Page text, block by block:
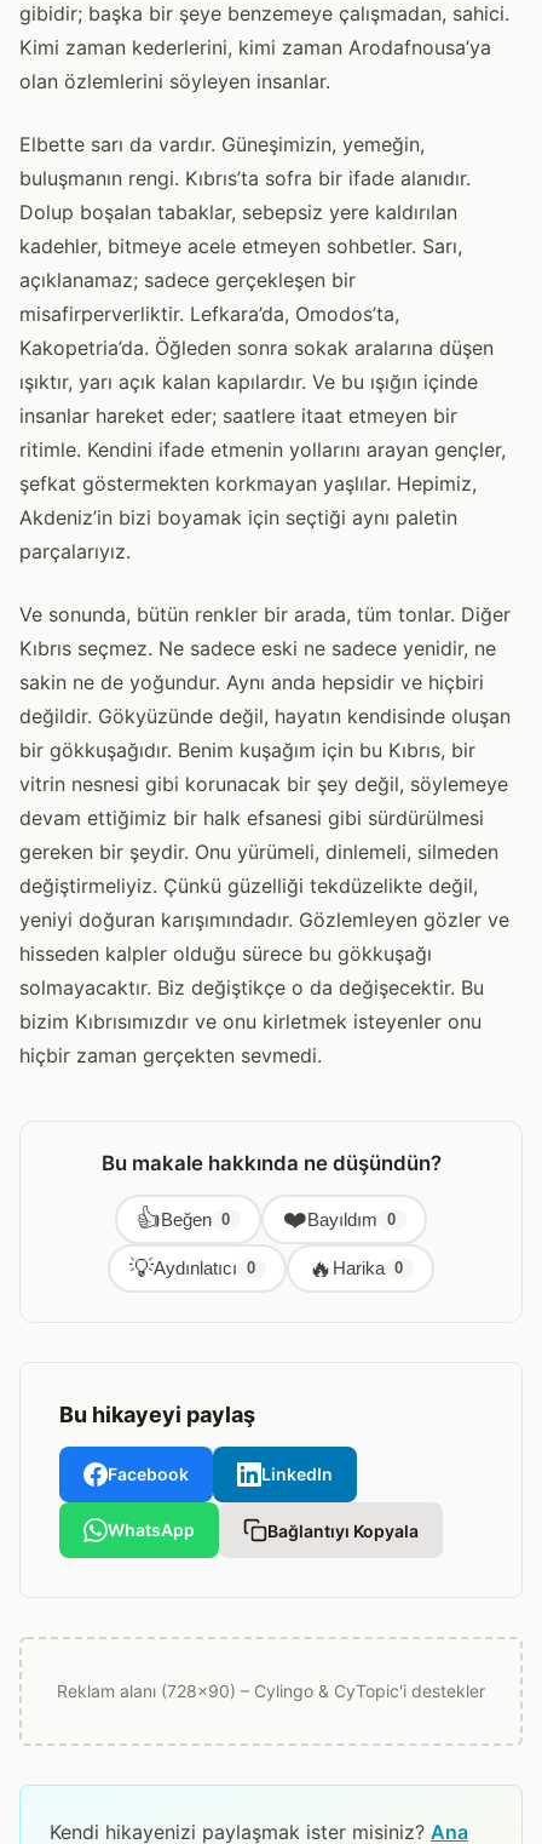
gibidir; başka bir şeye benzemeye çalışmadan, sahici.
Kimi zaman kederlerini, kimi zaman Arodafnousa’ya
olan özlemlerini söyleyen insanlar.
Elbette sarı da vardır. Güneşimizin, yemeğin,
buluşmanın rengi. Kıbrıs’ta sofra bir ifade alanıdır.
Dolup boşalan tabaklar, sebepsiz yere kaldırılan
kadehler, bitmeye acele etmeyen sohbetler. Sarı,
açıklanamaz; sadece gerçekleşen bir
misafirperverliktir. Lefkara’da, Omodos’ta,
Kakopetria’da. Öğleden sonra sokak aralarına düşen
ışıktır, yarı açık kalan kapılardır. Ve bu ışığın içinde
insanlar hareket eder; saatlere itaat etmeyen bir
ritimle. Kendini ifade etmenin yollarını arayan gençler,
şefkat göstermekten korkmayan yaşlılar. Hepimiz,
Akdeniz’in bizi boyamak için seçtiği aynı paletin
parçalarıyız.
Ve sonunda, bütün renkler bir arada, tüm tonlar. Diğer
Kıbrıs seçmez. Ne sadece eski ne sadece yenidir, ne
sakin ne de yoğundur. Aynı anda hepsidir ve hiçbiri
değildir. Gökyüzünde değil, hayatın kendisinde oluşan
bir gökkuşağıdır. Benim kuşağım için bu Kıbrıs, bir
vitrin nesnesi gibi korunacak bir şey değil, söylemeye
devam ettiğimiz bir halk efsanesi gibi sürdürülmesi
gereken bir şeydir. Onu yürümeli, dinlemeli, silmeden
değiştirmeliyiz. Çünkü güzelliği tekdüzelikte değil,
yeniyi doğuran karışımındadır. Gözlemleyen gözler ve
hisseden kalpler olduğu sürece bu gökkuşağı
solmayacaktır. Biz değiştikçe o da değişecektir. Bu
bizim Kıbrısımızdır ve onu kirletmek isteyenler onu
hiçbir zaman gerçekten sevmedi.
Bu makale hakkında ne düşündün?
👍Beğen 0 ❤️Bayıldım 0
💡Aydınlatıcı 0 🔥 Harika 0
Bu hikayeyi paylaş
Facebook LinkedIn
WhatsApp Bağlantıyı Kopyala
Reklam alanı (728x90) – Cylingo & CyTopic'i destekler
Kendi hikayenizi paylaşmak ister misiniz? Ana